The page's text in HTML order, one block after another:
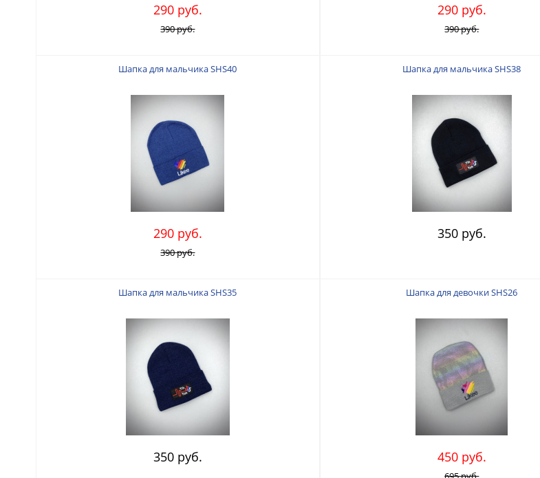
290 руб.
390 руб.
290 руб.
390 руб.
Шапка для мальчика SHS40
290 руб.
390 руб.
Шапка для мальчика SHS38
350 руб.
Шапка для мальчика SHS35
350 руб.
Шапка для девочки SHS26
450 руб.